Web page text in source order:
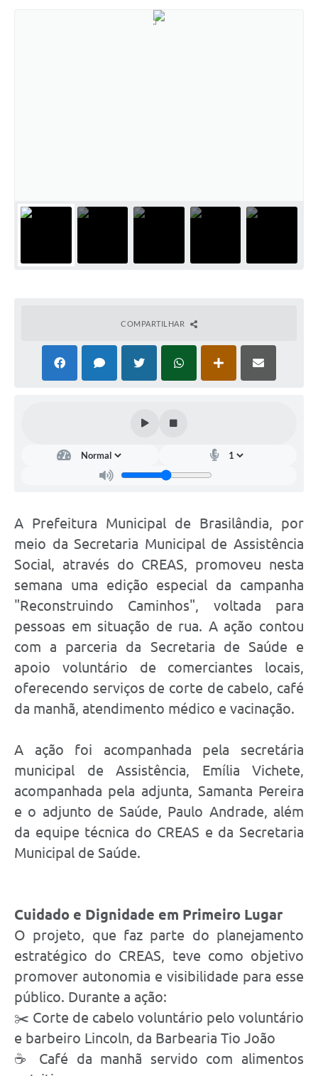
Contato
COMPARTILHAR
A Prefeitura Municipal de Brasilândia, por
meio da Secretaria Municipal de Assistência
Social, através do CREAS, promoveu nesta
semana uma edição especial da campanha
"Reconstruindo Caminhos", voltada para
pessoas em situação de rua. A ação contou
com a parceria da Secretaria de Saúde e
apoio voluntário de comerciantes locais,
oferecendo serviços de corte de cabelo, café
da manhã, atendimento médico e vacinação.
A ação foi acompanhada pela secretária
municipal de Assistência, Emília Vichete,
acompanhada pela adjunta, Samanta Pereira
e o adjunto de Saúde, Paulo Andrade, além
da equipe técnica do CREAS e da Secretaria
Municipal de Saúde.
Cuidado e Dignidade em Primeiro Lugar
O projeto, que faz parte do planejamento
estratégico do CREAS, teve como objetivo
promover autonomia e visibilidade para esse
público. Durante a ação:
✂️ Corte de cabelo voluntário pelo voluntário
e barbeiro Lincoln, da Barbearia Tio João
☕ Café da manhã servido com alimentos